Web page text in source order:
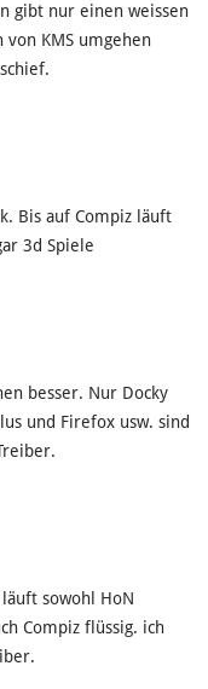
gibt nur einen weissen
von KMS umgehen
Bis auf Compiz läuft
3d Spiele
besser. Nur Docky
und Firefox usw. sind
sowohl HoN
Compiz flüssig. ich